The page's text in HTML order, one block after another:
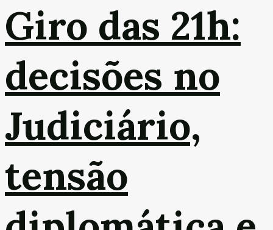
Giro das 21h:
decisões no
Judiciário,
tensão